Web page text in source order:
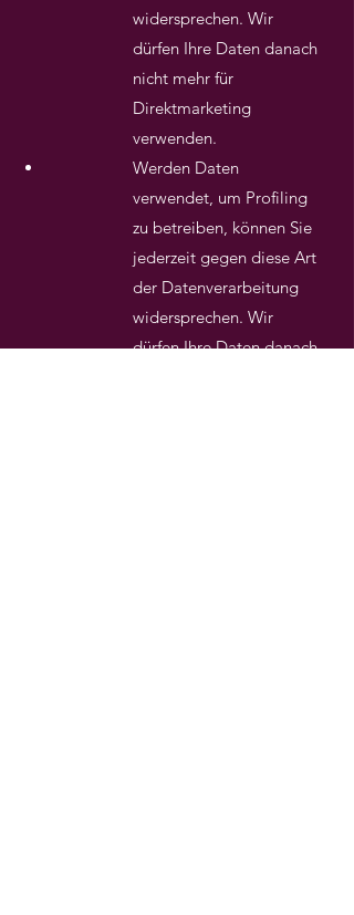
widersprechen. Wir
dürfen Ihre Daten danach
nicht mehr für
Direktmarketing
verwenden.
Werden Daten
verwendet, um Profiling
zu betreiben, können Sie
jederzeit gegen diese Art
der Datenverarbeitung
widersprechen. Wir
dürfen Ihre Daten danach